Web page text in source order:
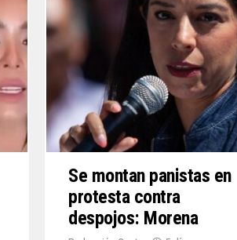
Se montan panistas en
protesta contra
despojos: Morena